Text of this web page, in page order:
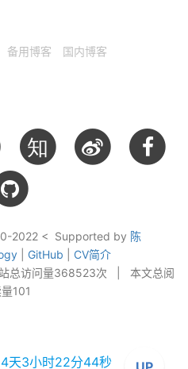
备用博客
国内博客
知
2022 < Supported by 陈
| GitHub
CV简介
总访问量368523次
本文总阅
101
天3小时22分45秒